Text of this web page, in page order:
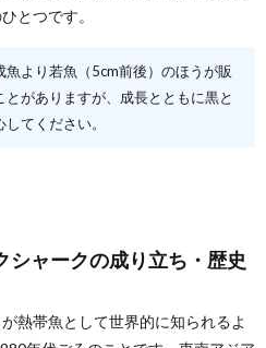
とつです。
より若魚（5cm前後）のほうが販
がありますが、成長とともに黒と
てください。
シャークの成り立ち・歴史
熱帯魚として世界的に知られるよ